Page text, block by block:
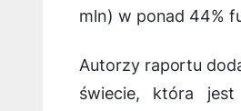
mln) w ponad 44%
Autorzy raportu
świecie, która jest